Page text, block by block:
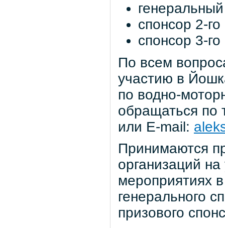
спонсор 2-
спонсор 3-
По всем
участию в
по водно-
обращаться по
или E-mail:
Принимаются
организаций
мероприятиях
генерального
призового